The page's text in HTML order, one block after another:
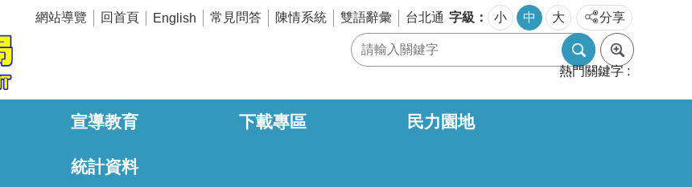
網站導覽 回首頁 English 常見問答 陳情系統 雙語辭彙 台北通 字級 小 中 大 分享
熱門關鍵字
宣導教育 下載專區 民力園地
統計資料